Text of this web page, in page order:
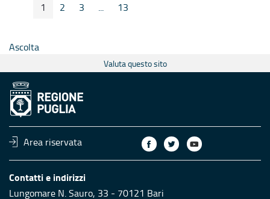
Pagina Precedente
Pagina
1 Pagina
2 Pagina
3 ...
Pagine intermedie
Pagina
13
Ascolta
Valuta questo sito
Area riservata
Contatti e indirizzi
Lungomare N. Sauro, 33 - 70121 Bari